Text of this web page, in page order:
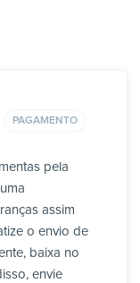
PAGAMENTO
pela
assim
o envio de
baixa no
envie